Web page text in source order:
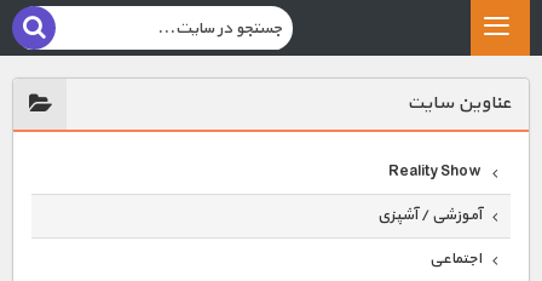
عناوين سايت
Reality Show
آموزشی / آشپزی
اجتماعی